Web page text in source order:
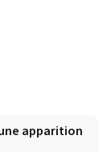
apparition